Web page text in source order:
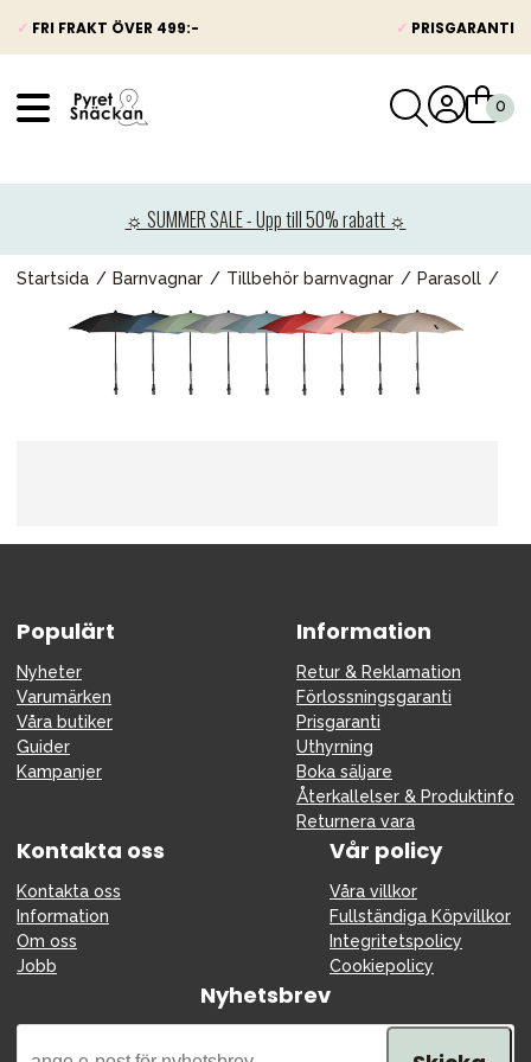
✓ FRI FRAKT ÖVER 499:- ✓ PRISGARANTI
☼ SUMMER SALE - Upp till 50% rabatt ☼
Startsida Barnvagnar Tillbehör barnvagnar Parasoll
Populärt
Nyheter
Varumärken
Våra butiker
Guider
Kampanjer
Information
Retur & Reklamation
Förlossningsgaranti
Prisgaranti
Uthyrning
Boka säljare
Återkallelser & Produktinfo
Returnera vara
Kontakta oss
Kontakta oss
Information
Om oss
Jobb
Vår policy
Våra villkor
Fullständiga Köpvillkor
Integritetspolicy
Cookiepolicy
Nyhetsbrev
Barnvagnar
Bilbarnstolar
Babypaket
Barn & Baby
Tillbehör
Kampanjer
Presenttips
Våra favoriter
Varumärken
Sol och bad
Guider
Kontakta oss
Uthyrning Vår butik